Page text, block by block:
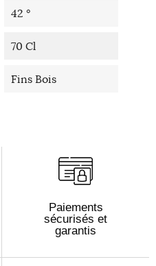
42 °
70 Cl
Fins Bois
Paiements
sécurisés et
garantis